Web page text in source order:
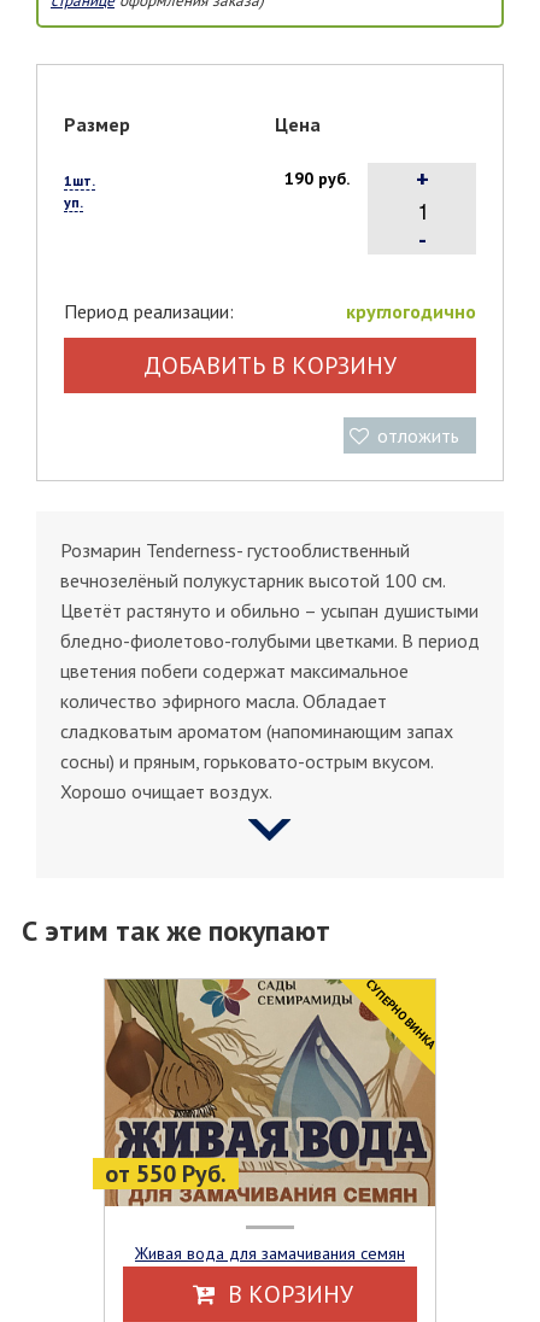
Размер Цена
1шт.
уп.
190 руб.
-
+
Период реализации: круглогодично
ДОБАВИТЬ В КОРЗИНУ
отложить
Розмарин Tenderness- густооблиственный
вечнозелёный полукустарник высотой 100 см.
Цветёт растянуто и обильно – усыпан душистыми
бледно-фиолетово-голубыми цветками. В период
цветения побеги содержат максимальное
количество эфирного масла. Обладает
сладковатым ароматом (напоминающим запах
сосны) и пряным, горьковато-острым вкусом.
Хорошо очищает воздух.
С этим так же покупают
от 550 Руб.
CУПЕРНОВИНКА
Живая вода для замачивания семян
В КОРЗИНУ